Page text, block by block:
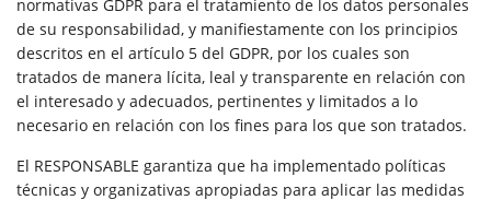
normativas GDPR para el tratamiento de los datos personales
de su responsabilidad, y manifiestamente con los principios
descritos en el artículo 5 del GDPR, por los cuales son
tratados de manera lícita, leal y transparente en relación con
el interesado y adecuados, pertinentes y limitados a lo
necesario en relación con los fines para los que son tratados.
El RESPONSABLE garantiza que ha implementado políticas
técnicas y organizativas apropiadas para aplicar las medidas